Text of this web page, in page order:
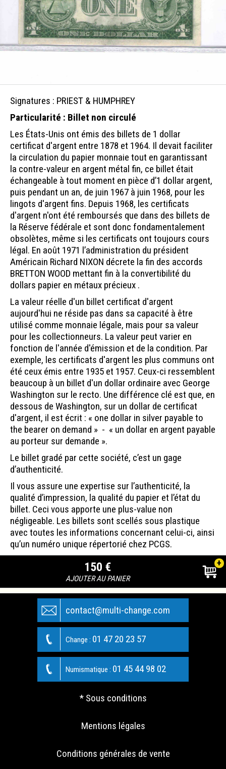
Signatures : PRIEST & HUMPHREY
Particularité : Billet non circulé
Les États-Unis ont émis des billets de 1 dollar
certificat d'argent entre 1878 et 1964. Il devait faciliter
la circulation du papier monnaie tout en garantissant
la contre-valeur en argent métal fin, ce billet était
échangeable à tout moment en pièce d’1 dollar argent,
puis pendant un an, de juin 1967 à juin 1968, pour les
lingots d'argent fins. Depuis 1968, les certificats
d'argent n'ont été remboursés que dans des billets de
la Réserve fédérale et sont donc fondamentalement
obsolètes, même si les certificats ont toujours cours
légal. En août 1971 l’administration du président
Américain Richard NIXON décrete la fin des accords
BRETTON WOOD mettant fin à la convertibilité du
dollars papier en métaux précieux .
La valeur réelle d'un billet certificat d'argent
aujourd'hui ne réside pas dans sa capacité à être
utilisé comme monnaie légale, mais pour sa valeur
pour les collectionneurs. La valeur peut varier en
fonction de l'année d'émission et de la condition. Par
exemple, les certificats d'argent les plus communs ont
été ceux émis entre 1935 et 1957. Ceux-ci ressemblent
beaucoup à un billet d'un dollar ordinaire avec George
Washington sur le recto. Une différence clé est que, en
dessous de Washington, sur un dollar de certificat
d'argent, il est écrit : « one dollar in silver payable to
the bearer on demand » - « un dollar en argent payable
au porteur sur demande ».
Le billet gradé par cette société, c’est un gage
d’authenticité.
Il vous assure une expertise sur l’authenticité, la
qualité d’impression, la qualité du papier et l’état du
billet. Ceci vous apporte une plus-value non
négligeable. Les billets sont scellés sous plastique
avec toutes les informations concernant celui-ci, ainsi
qu’un numéro unique répertorié chez PCGS.
150 €
AJOUTER AU PANIER
+
contact@multi-change.com
Change : 01 47 20 23 57
Numismatique : 01 45 44 98 02
* Sous conditions
Mentions légales
Conditions générales de vente